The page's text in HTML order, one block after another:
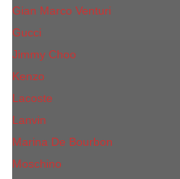
Gian Marco Venturi
Gucci
Jimmy Choo
Kenzo
Lacoste
Lanvin
Marina De Bourbon
Moschino